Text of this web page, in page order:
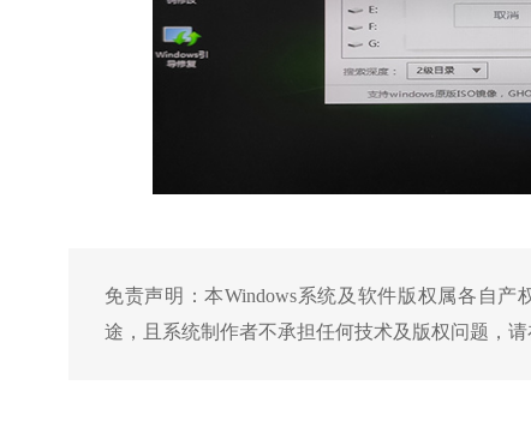
免责声明：本Windows系统及软件版权属各自
途，且系统制作者不承担任何技术及版权问题，